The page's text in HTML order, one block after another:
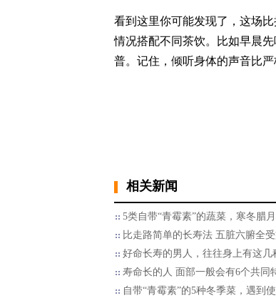
看到这里你可能发现了，这场
情况搭配不同茶饮。比如早晨
普。记住，倾听身体的声音比
相关新闻
5类自带“青霉素”的蔬菜，寒冬腊
比走路简单的长寿法 五脏六腑全
好命长寿的男人，往往身上有这几
寿命长的人 面部一般会有6个共同
自带“青霉素”的5种冬季菜，遇到